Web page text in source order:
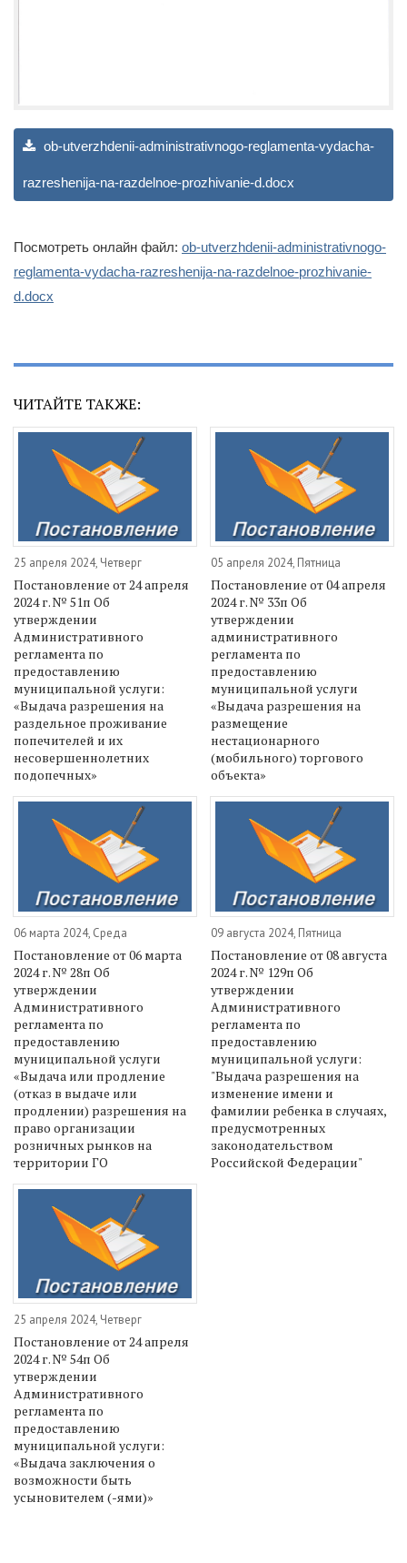
ob-utverzhdenii-administrativnogo-reglamenta-vydacha-
razreshenija-na-razdelnoe-prozhivanie-d.docx
Посмотреть онлайн файл: ob-utverzhdenii-administrativnogo-
reglamenta-vydacha-razreshenija-na-razdelnoe-prozhivanie-
d.docx
ЧИТАЙТЕ ТАКЖЕ:
25 апреля 2024, Четверг
Постановление от 24 апреля
2024 г. № 51п Об
утверждении
Административного
регламента по
предоставлению
муниципальной услуги:
«Выдача разрешения на
раздельное проживание
попечителей и их
несовершеннолетних
подопечных»
05 апреля 2024, Пятница
Постановление от 04 апреля
2024 г. № 33п Об
утверждении
административного
регламента по
предоставлению
муниципальной услуги
«Выдача разрешения на
размещение
нестационарного
(мобильного) торгового
объекта»
06 марта 2024, Среда
Постановление от 06 марта
2024 г. № 28п Об
утверждении
Административного
регламента по
предоставлению
муниципальной услуги
«Выдача или продление
(отказ в выдаче или
продлении) разрешения на
право организации
розничных рынков на
территории ГО
09 августа 2024, Пятница
Постановление от 08 августа
2024 г. № 129п Об
утверждении
Административного
регламента по
предоставлению
муниципальной услуги:
"Выдача разрешения на
изменение имени и
фамилии ребенка в случаях,
предусмотренных
законодательством
Российской Федерации"
25 апреля 2024, Четверг
Постановление от 24 апреля
2024 г. № 54п Об
утверждении
Административного
регламента по
предоставлению
муниципальной услуги:
«Выдача заключения о
возможности быть
усыновителем (-ями)»